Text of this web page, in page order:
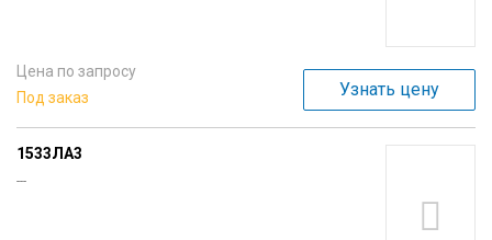
Цена по запросу
Под заказ
Узнать цену
1533ЛА3
---